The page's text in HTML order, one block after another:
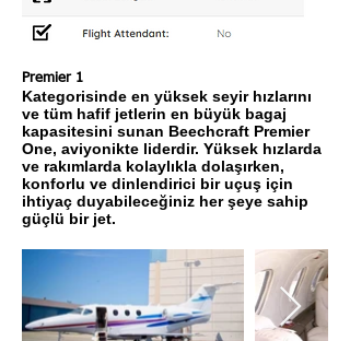
Premier 1
Kategorisinde en yüksek seyir hızlarını
ve tüm hafif jetlerin en büyük bagaj
kapasitesini sunan Beechcraft Premier
One, aviyonikte liderdir. Yüksek hızlarda
ve rakımlarda kolaylıkla dolaşırken,
konforlu ve dinlendirici bir uçuş için
ihtiyaç duyabileceğiniz her şeye sahip
güçlü bir jet.